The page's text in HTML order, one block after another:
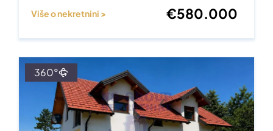
Više o nekretnini > €580.000
360°